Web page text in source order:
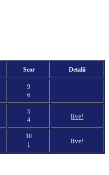
Scor Detalii
9
6
5
4
live!
10
1
live!